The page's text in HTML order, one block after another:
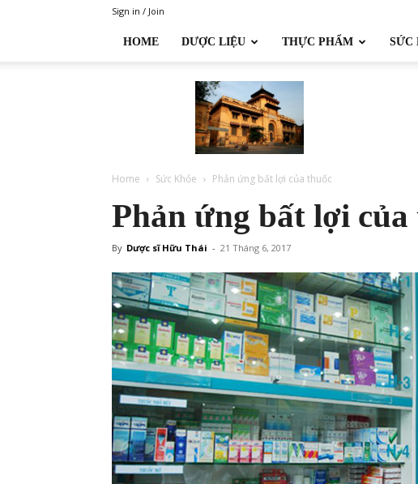
Sign in / Join
HOME DƯỢC LIỆU THỰC PHẨM SỨC
Home Sức Khỏe Phản ứng bất lợi của thuốc
Phản ứng bất lợi của
By Dược sĩ Hữu Thái - 21 Tháng 6, 2017